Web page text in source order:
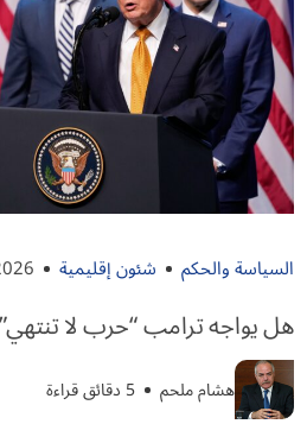
السياسة والحكم شئون إقليمية
هل يواجه ترامب “حرب لا
هشام ملحم 5 دقائق قراءة